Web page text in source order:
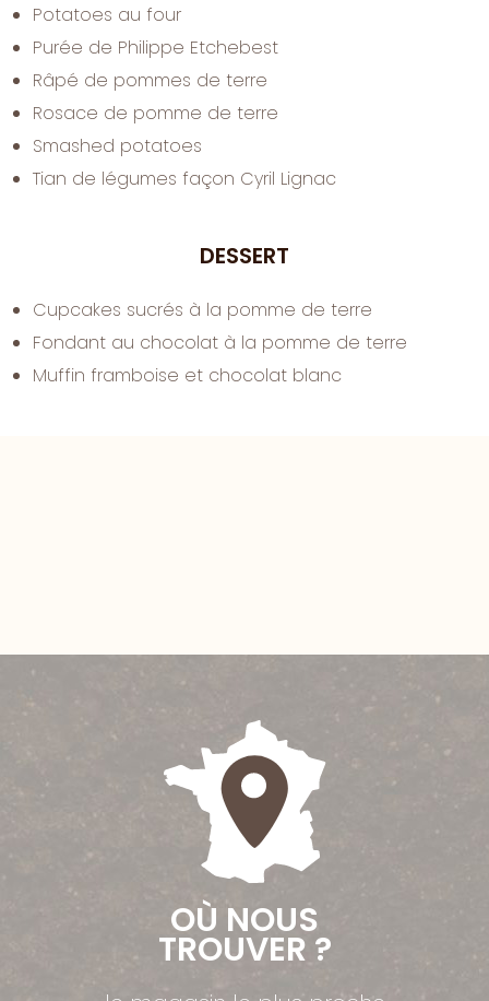
Potatoes au four
Purée de Philippe Etchebest
Râpé de pommes de terre
Rosace de pomme de terre
Smashed potatoes
Tian de légumes façon Cyril Lignac
DESSERT
Cupcakes sucrés à la pomme de terre
Fondant au chocolat à la pomme de terre
Muffin framboise et chocolat blanc
OÙ NOUS
TROUVER ?